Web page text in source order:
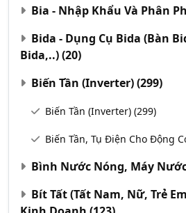
Bia - Nhập Khẩu Và Phân
Bida - Dụng Cụ Bida (Bàn
Bida,..)(20)
Biến Tần (Inverter)(299)
Biến Tần (Inverter) (299)
Biến Tần, Tụ Điện Cho Động
Bình Nước Nóng, Máy
Bít Tất (Tất Nam, Nữ, Trẻ